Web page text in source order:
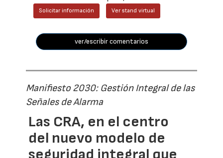
Solicitar información Ver stand virtual
ver/escribir comentarios
Manifiesto 2030: Gestión Integral de las
Señales de Alarma
Las CRA, en el centro
del nuevo modelo de
seguridad integral que